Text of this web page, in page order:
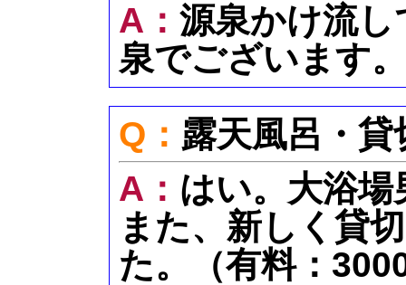
A： 源泉かけ流
泉でございます。
Q： 露天風呂・
A： はい。大浴
また、新しく貸
た。（有料：